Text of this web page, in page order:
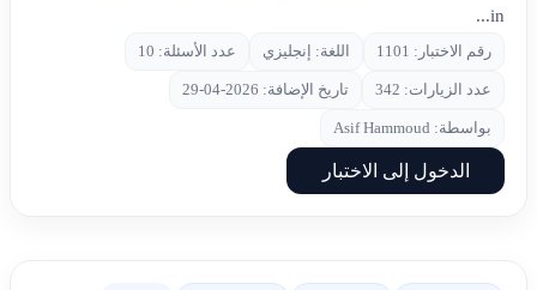
in...
رقم الاختبار: 1101 اللغة: إنجليزي عدد الأسئلة: 10
عدد الزيارات: 342 تاريخ الإضافة: 2026-04-29
بواسطة: Asif Hammoud
الدخول إلى الاختبار